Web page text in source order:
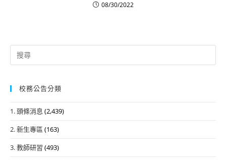
08/30/2022
Search
for:
校務公告分類
1. 頭條消息 (2,439)
2. 新生專區 (163)
3. 教師研習 (493)